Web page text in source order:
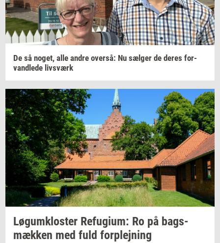
De så noget, alle andre over­så: Nu sæl­ger de deres for­
vand­le­de livs­værk
Løgum­klo­ster Re­fu­gi­um: Ro på bags­
mæk­ken med fuld for­plej­ning